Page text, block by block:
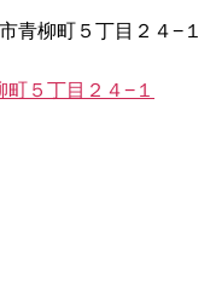
柳町５丁目２４−１
５丁目２４−１